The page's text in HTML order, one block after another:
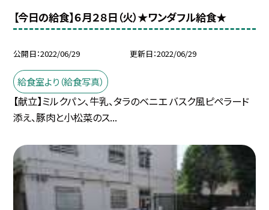
【今日の給食】６月２８日（火）★ワンダフル給食★
公開日 2022/06/29 更新日 2022/06/29
給食室より（給食写真）
【献立】ミルクパン、牛乳、タラのベニエ バスク風ピペラード
添え、豚肉と小松菜のス...